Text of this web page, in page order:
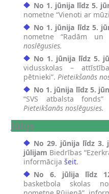
No 1. jūnija līdz 5.
nometne “Vienoti ar
No 1. jūnija līdz 5.
nometne “Radām
noslēgusies.
No 1. jūnija līdz 5.
vidusskolas –
pētnieki”.Pieteikšanās
No 1. jūnija līdz 5.
“SVS atbalsta
Pieteikšanās noslēgusies.
Jūlijs
No 29. jūnija līdz 3.
jūlijam Biedrības
informācijašeit.
No 6. jūlija līdz
basketbola skolas